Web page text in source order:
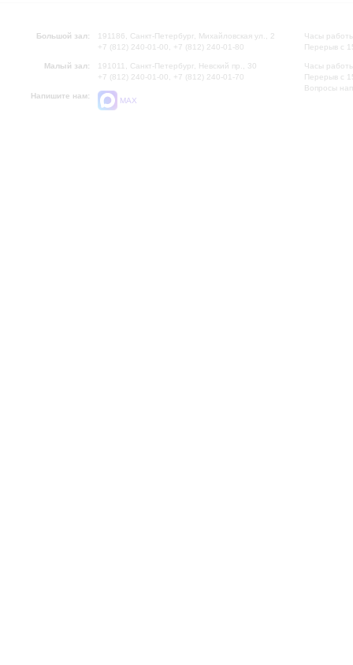
Большой зал:
191186, Санкт-Петербург, Михайловская ул., 2
+7 (812) 240-01-00, +7 (812) 240-01-80
Малый зал:
191011, Санкт-Петербург, Невский пр., 30
+7 (812) 240-01-00, +7 (812) 240-01-70
Напишите нам:
MAX
Часы
Перерыв с
Часы
Перерыв с
Вопросы